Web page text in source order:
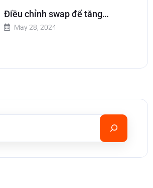
Điều chỉnh swap để tăng…
May 28, 2024